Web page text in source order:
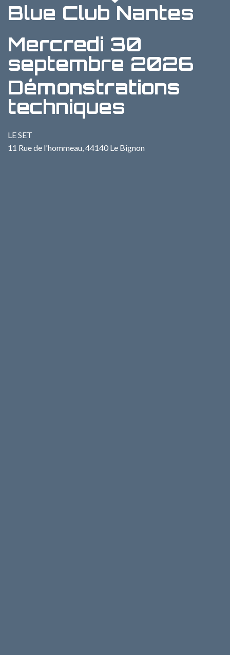
Blue Club Nantes
Mercredi 30
septembre 2026
Démonstrations
techniques
LE SET
11 Rue de l'hommeau, 44140 Le Bignon